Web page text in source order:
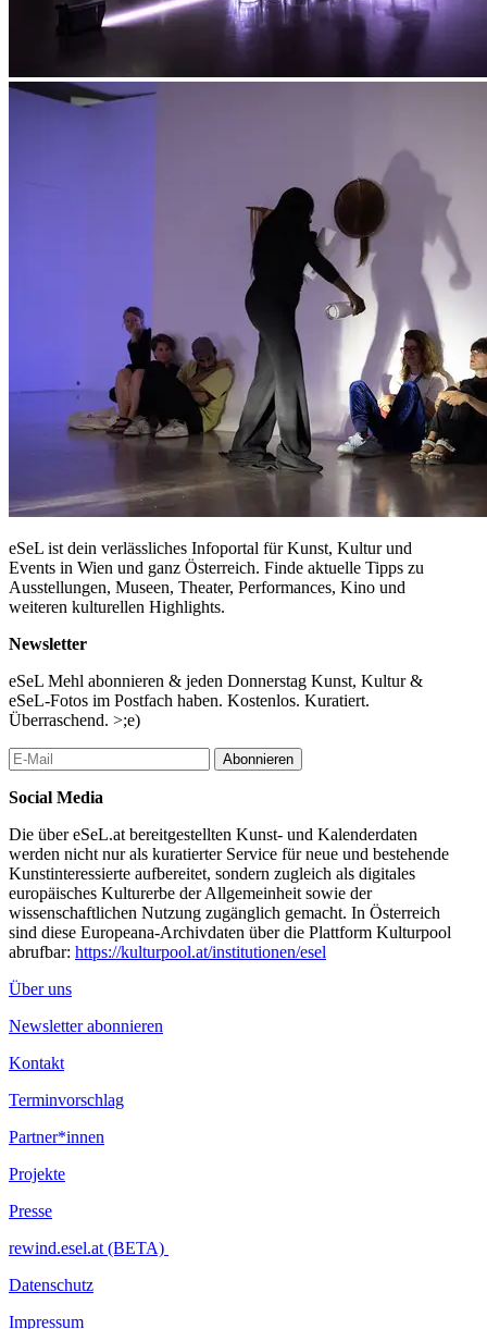
eSeL ist dein verlässliches Infoportal für Kunst, Kultur und
Events in Wien und ganz Österreich. Finde aktuelle Tipps zu
Ausstellungen, Museen, Theater, Performances, Kino und
weiteren kulturellen Highlights.
Newsletter
eSeL Mehl abonnieren & jeden Donnerstag Kunst, Kultur &
eSeL-Fotos im Postfach haben. Kostenlos. Kuratiert.
Überraschend. >;e)
Abonnieren
Social Media
Die über eSeL.at bereitgestellten Kunst- und Kalenderdaten
werden nicht nur als kuratierter Service für neue und bestehende
Kunstinteressierte aufbereitet, sondern zugleich als digitales
europäisches Kulturerbe der Allgemeinheit sowie der
wissenschaftlichen Nutzung zugänglich gemacht. In Österreich
sind diese Europeana-Archivdaten über die Plattform Kulturpool
abrufbar: https://kulturpool.at/institutionen/esel
Über uns
Newsletter abonnieren
Kontakt
Terminvorschlag
Partner*innen
Projekte
Presse
rewind.esel.at (BETA)
Datenschutz
Impressum